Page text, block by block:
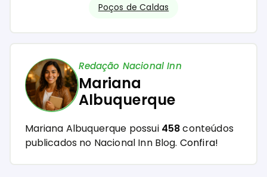
Poços de Caldas
Redação Nacional Inn
Mariana
Albuquerque
Mariana Albuquerque possui 458conteúdos
publicados no Nacional Inn Blog. Confira!